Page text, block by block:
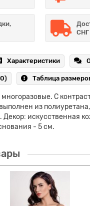
СНГ
Характеристики
Таблица
многоразовые. С
из
Декор: искусственная
- 5 см.